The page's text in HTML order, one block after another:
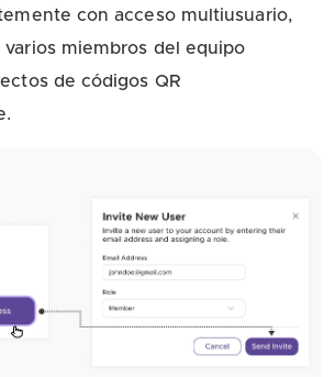
con acceso multiusuario,
miembros del equipo
de códigos QR